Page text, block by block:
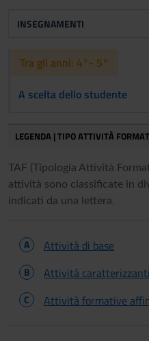
INSEGNAMENTI
Tra gli anni: 4°- 5°
A scelta dello studente
LEGENDA | TIPO ATTIVITÀ
TAF (Tipologia Attività
attività sono classificate in
indicati da una lettera.
A Attività di base
B Attività caratterizzanti
C Attività formative